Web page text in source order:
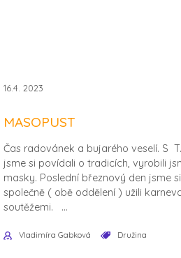
16.4. 2023
MASOPUST
Čas radovánek a bujarého veselí. S
jsme si povídali o tradicích, vyrobili
masky. Poslední březnový den jsme
společně ( obě oddělení ) užili
soutěžemi. ...
Vladimíra Gabková Družina